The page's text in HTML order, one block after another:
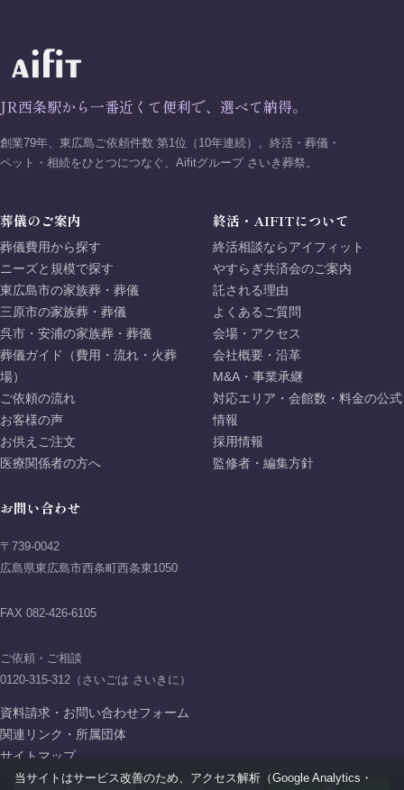
JR西条駅から一番近くて便利で、選べて納得。
創業79年、東広島ご依頼件数 第1位（10年連続）。終活・葬儀・
ペット・相続をひとつにつなぐ、Aifitグループ さいき葬祭。
葬儀のご案内
葬儀費用から探す
ニーズと規模で探す
東広島市の家族葬・葬儀
三原市の家族葬・葬儀
呉市・安浦の家族葬・葬儀
葬儀ガイド（費用・流れ・火葬
場）
ご依頼の流れ
お客様の声
お供えご注文
医療関係者の方へ
終活・AIFITについて
終活相談ならアイフィット
やすらぎ共済会のご案内
託される理由
よくあるご質問
会場・アクセス
会社概要・沿革
M&A・事業承継
対応エリア・会館数・料金の公式
情報
採用情報
監修者・編集方針
お問い合わせ
〒739-0042
広島県東広島市西条町西条東1050
FAX 082-426-6105
ご依頼・ご相談
0120-315-312（さいごは さいきに）
資料請求・お問い合わせフォーム
関連リンク・所属団体
サイトマップ
プライバシーポリシー
当サイトはサービス改善のため、アクセス解析（Google Analytics・